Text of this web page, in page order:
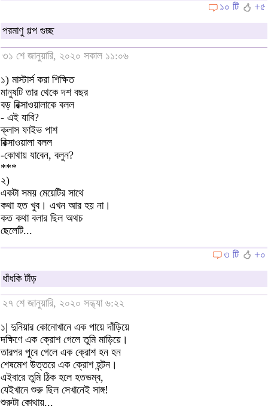
১০ টি
+৫
পরমাণু গল্প গুচ্ছ
৩১ শে জানুয়ারি, ২০২০ সকাল ১১:০৬
১) মাস্টার্স করা শিক্ষিত
মানুষটি তার থেকে দশ বছর
বড় রিক্সাওয়ালাকে বলল
- এই যাবি?
ক্লাস ফাইভ পাশ
রিক্সাওয়ালা বলল
-কোথায় যাবেন, বলুন?
***
২)
একটা সময় মেয়েটির সাথে
কথা হত খুব। এখন আর হয় না।
কত কথা বলার ছিল অথচ
ছেলেটি...
৩ টি
+০
ধাঁধকি টাঁড়
২৭ শে জানুয়ারি, ২০২০ সন্ধ্যা ৬:২২
১| দুনিয়ার কোনোখানে এক পায়ে দাঁড়িয়ে
দক্ষিণে এক ক্রোশ গেলে তুমি মাড়িয়ে।
তারপর পুবে গেলে এক ক্রোশ হন হন
শেষমেশ উত্তরে এক ক্রোশ হন্টন।
এইবারে তুমি ঠিক হলে হতভম্ব,
যেইখানে শুরু ছিল সেখানেই সাঙ্গ!
শুরুটা কোথায়...